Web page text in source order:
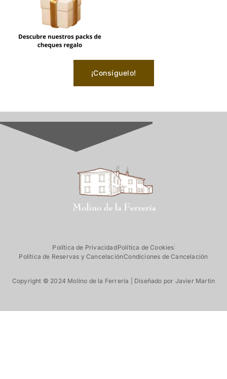
¡Consíguelo!
Política de PrivacidadPolítica de Cookies
Política de Reservas y CancelaciónCondiciones de Cancelación
Copyright © 2024 Molino de la Ferrería | Diseñado por Javier Martin